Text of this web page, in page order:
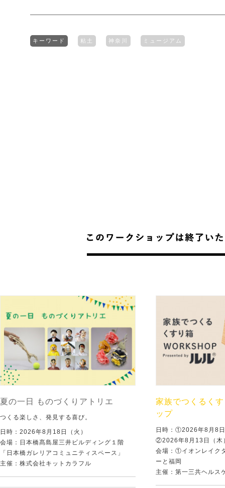
キーワード 粘土 神奈川 ミュージアム
夏の一日 ものづくりアトリエ
つくる楽しさ、発見する喜び。
日時：2026年8月18日（火）
会場：日本橋髙島屋三井ビルディング１階
「日本橋ガレリアコミュニティスペース」
主催：株式会社キットカラフル
家族でつくるく
ップ
日時：①2026年8月8
②2026年8月13日（木
会場：①イオンレイ
ーと福岡
主催：第一三共ヘルス